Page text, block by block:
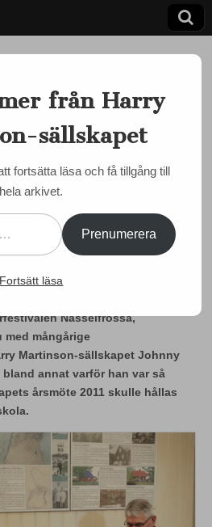
daggdroppen och speglar
kosmos
intervju med
Nässelfrossa,
mångårige
Martinson-sällskapet Johnny
annat varför han var så
årsmöte 2011 skulle hållas
från Harry
sällskapet
fortsätta läsa och få tillgång till
hela arkivet.
Prenumerera
Fortsätt läsa